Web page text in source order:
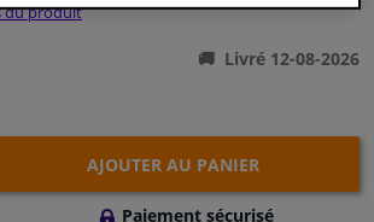
& vélo
du produit
Livré 12-08-2026
AJOUTER AU PANIER
Paiement sécurisé